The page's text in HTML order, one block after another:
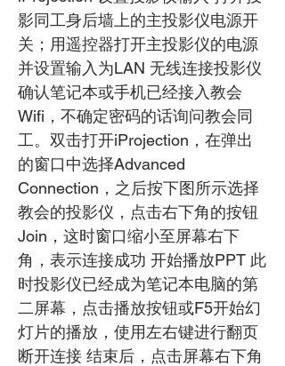
影同工身后墙上的主投影仪电源开
关；用遥控器打开主投影仪的电源
并设置输入为LAN 无线连接投影仪
确认笔记本或手机已经接入教会
Wifi，不确定密码的话询问教会同
工。双击打开iProjection，在弹出
的窗口中选择Advanced
Connection，之后按下图所示选择
教会的投影仪，点击右下角的按钮
Join，这时窗口缩小至屏幕右下
角，表示连接成功 开始播放PPT 此
时投影仪已经成为笔记本电脑的第
二屏幕，点击播放按钮或F5开始幻
灯片的播放，使用左右键进行翻页
断开连接 结束后，点击屏幕右下角